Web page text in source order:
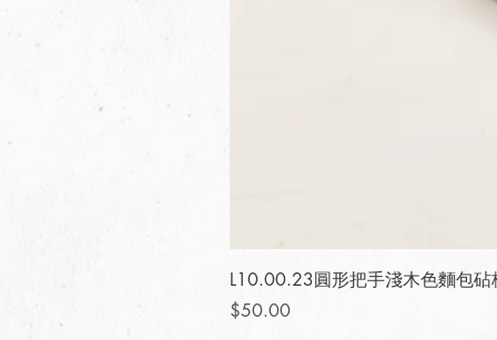
L10.00.23圓形把手淺木色麵包砧
價格
$50.00